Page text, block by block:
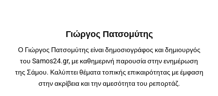
Γιώργος Πατσομύτης
Ο Γιώργος Πατσομύτης είναι δημοσιογράφος και δημιουργός
του Samos24.gr, με καθημερινή παρουσία στην ενημέρωση
της Σάμου. Καλύπτει θέματα τοπικής επικαιρότητας με έμφαση
στην ακρίβεια και την αμεσότητα του ρεπορτάζ.